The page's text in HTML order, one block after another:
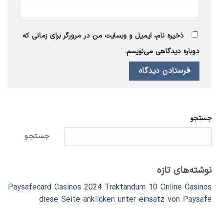
ذخیره نام، ایمیل و وبسایت من در مرورگر برای زمانی که
دوباره دیدگاهی می‌نویسم.
جستجو
جستجو
نوشته‌های تازه
Paysafecard Casinos 2024 Traktandum 10 Online Casinos
diese Seite anklicken unter einsatz von Paysafe